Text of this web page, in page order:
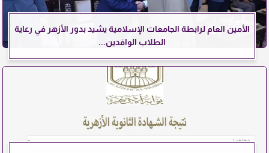
الأمين العام لرابطة الجامعات الإسلامية يشيد بدور الأزهر في رعاية
الطلاب الوافدين...